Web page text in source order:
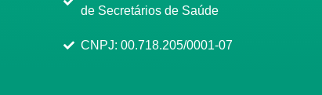
de Secretários de Saúde
CNPJ: 00.718.205/0001-07